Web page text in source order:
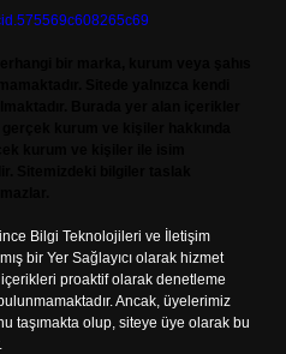
Bilgi Teknolojileri ve İletişim
bir Yer Sağlayıcı olarak hizmet
proaktif olarak denetleme
Ancak, üyelerimiz
taşımakta olup, siteye üye olarak bu